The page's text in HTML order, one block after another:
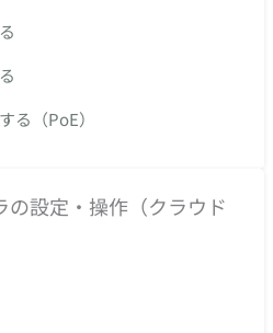
る（PoE）
設定・操作（クラウド